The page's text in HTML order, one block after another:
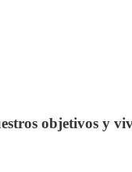
objetivos y